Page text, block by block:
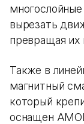
вырезать
превращая их
Также в
магнитный
который
оснащен